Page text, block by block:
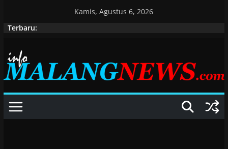
Kamis, Agustus 6, 2026
Terbaru: